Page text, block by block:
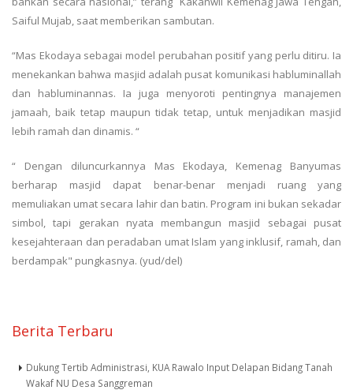
Saiful Mujab, saat memberikan sambutan.
“Mas Ekodaya sebagai model perubahan positif yang perlu ditiru. Ia
menekankan bahwa masjid adalah pusat komunikasi habluminallah
dan habluminannas. Ia juga menyoroti pentingnya manajemen
jamaah, baik tetap maupun tidak tetap, untuk menjadikan masjid
lebih ramah dan dinamis. “
“ Dengan diluncurkannya Mas Ekodaya, Kemenag Banyumas
berharap masjid dapat benar-benar menjadi ruang yang
memuliakan umat secara lahir dan batin. Program ini bukan sekadar
simbol, tapi gerakan nyata membangun masjid sebagai pusat
kesejahteraan dan peradaban umat Islam yang inklusif, ramah, dan
berdampak" pungkasnya. (yud/del)
Berita Terbaru
Dukung Tertib Administrasi, KUA Rawalo Input Delapan Bidang Tanah
Wakaf NU Desa Sanggreman